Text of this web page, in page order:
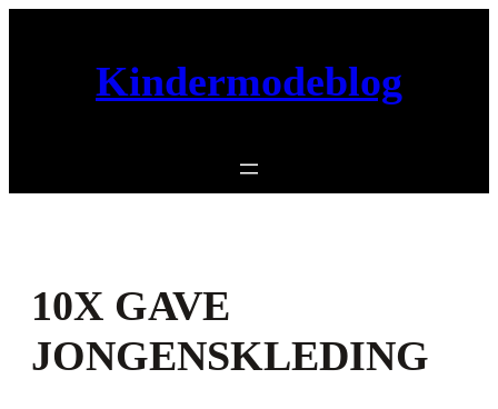
Kindermodeblog
10X GAVE
JONGENSKLEDING